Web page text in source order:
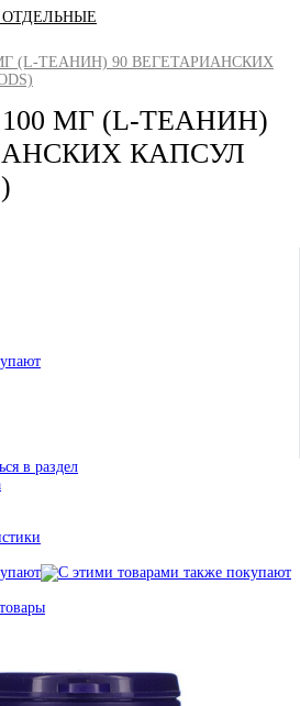
(L-ТЕАНИН) 90 ВЕГЕТАРИАНСКИХ
100 МГ (L-ТЕАНИН)
КАПСУЛ